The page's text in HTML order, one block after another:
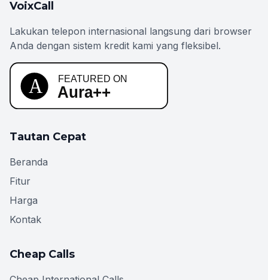
VoixCall
Lakukan telepon internasional langsung dari browser
Anda dengan sistem kredit kami yang fleksibel.
Tautan Cepat
Beranda
Fitur
Harga
Kontak
Cheap Calls